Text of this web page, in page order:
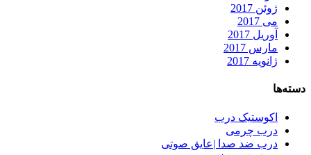
ژوئن 2017
می 2017
آوریل 2017
مارس 2017
ژانویه 2017
دسته‌ها
اکوستیک درب
درب چرمی
درب ضد صدا |عایق صوتی